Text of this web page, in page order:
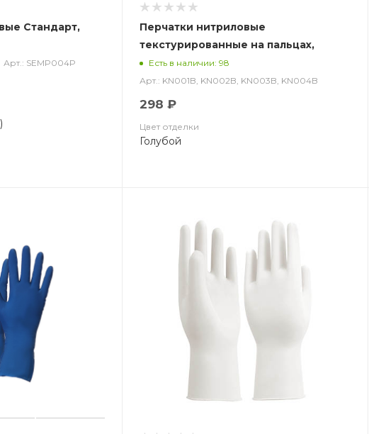
Стандарт,
Арт.: SEMP004P
Перчатки нитриловые
текстурированные на пальцах,
голубые по типу HOUSEHOLD Gloves
(50 пар), Калибр Libry
Есть в наличии: 98
Арт.: KN001B, KN002B, KN003B, KN004B
298 ₽
Цвет отделки
Голубой